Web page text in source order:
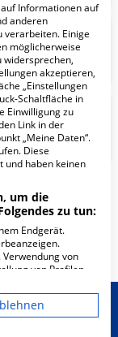
12
Informationen auf
anderen
verarbeiten. Einige
möglicherweise
widersprechen,
akzeptieren,
„Einstellungen
Schaltfläche in
Einwilligung zu
Link in der
„Meine Daten“.
Diese
und haben keinen
um die
zu tun:
Endgerät.
von
von Profilen
Messung der
Statistiken
Entwicklung
Daten zur